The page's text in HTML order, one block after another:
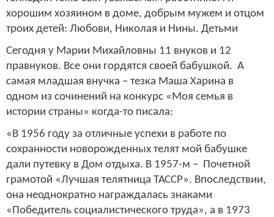
хорошим хозяином в доме, добрым мужем и отцом
троих детей: Любови, Николая и Нины. Детьми
Сегодня у Марии Михайловны 11 внуков и 12
правнуков. Все они гордятся своей бабушкой. А
самая младшая внучка – тезка Маша Харина в
одном из сочинений на конкурс «Моя семья в
истории страны» когда-то писала:
«В 1956 году за отличные успехи в работе по
сохранности новорожденных телят мой бабушке
дали путевку в Дом отдыха. В 1957-м – Почетной
грамотой «Лучшая телятница ТАССР». Впоследствии,
она неоднократно награждалась знаками
«Победитель социалистического труда», а в 1973